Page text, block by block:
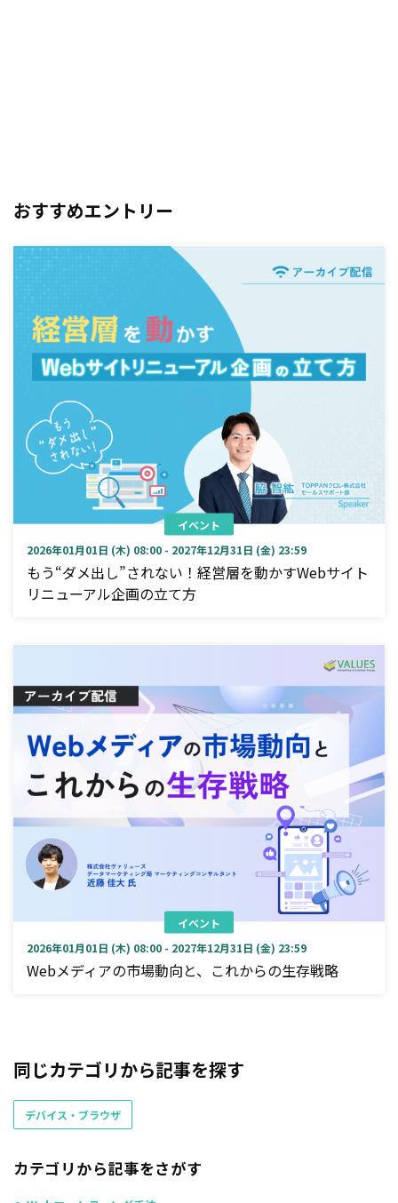
おすすめエントリー
イベント
2026年01月01日 (木) 08:00 - 2027年12月31日 (金) 23:59
もう“ダメ出し”されない！経営層を動かすWebサイト
リニューアル企画の立て方
イベント
2026年01月01日 (木) 08:00 - 2027年12月31日 (金) 23:59
Webメディアの市場動向と、これからの生存戦略
同じカテゴリから記事を探す
デバイス・ブラウザ
カテゴリから記事をさがす